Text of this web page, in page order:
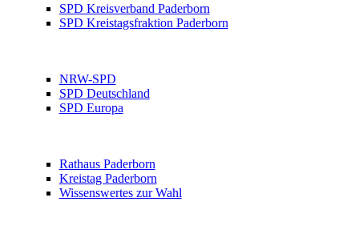
SPD Kreisverband Paderborn
SPD Kreistagsfraktion Paderborn
NRW-SPD
SPD Deutschland
SPD Europa
Rathaus Paderborn
Kreistag Paderborn
Wissenswertes zur Wahl